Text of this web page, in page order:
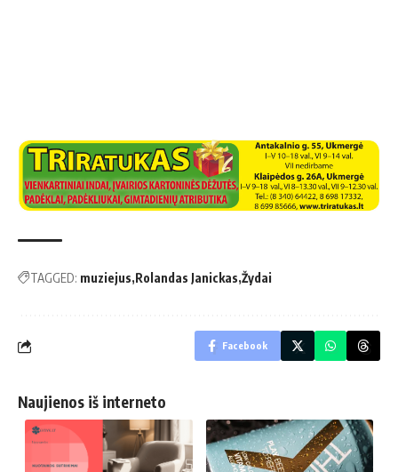
TAGGED: muziejus Rolandas Janickas Žydai
Facebook
Naujienos iš interneto